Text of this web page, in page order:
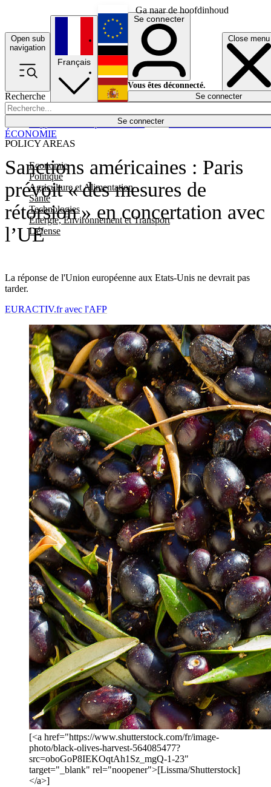
Ga naar de hoofdinhoud
Open sub
navigation
Close menu
Recherche
Se connecter
POLICY AREAS
Economie
Politique
Agriculture et Alimentation
Santé
Technologies
Energie, Environnement et Transport
Défense
Économie
Français
English
Deutsch
Español
Se connecter
Vous êtes déconnecté.
Se connecter
Sanctions américaines : Paris
prévoit « des mesures de
rétorsion » en concertation avec
l’UE
La réponse de l'Union européenne aux Etats-Unis ne devrait pas
tarder.
ÉCONOMIE
EURACTIV.fr avec l'AFP
[<a href="https://www.shutterstock.com/fr/image-
photo/black-olives-harvest-564085477?
src=oboGoP8IEKOqtAh1Sz_mgQ-1-23"
target="_blank" rel="noopener">[Lissma/Shutterstock]
</a>]